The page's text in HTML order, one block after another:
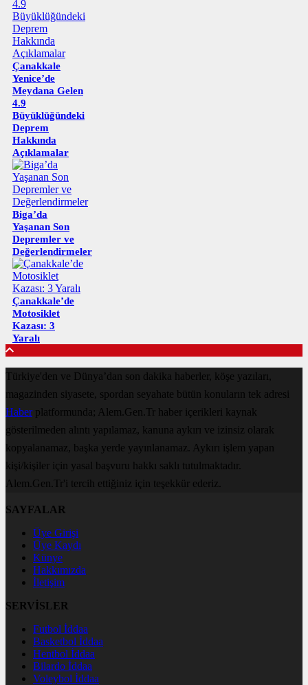
Çanakkale
Yenice’de
Meydana Gelen
4.9
Büyüklüğündeki
Deprem
Hakkında
Açıklamalar
Biga’da
Yaşanan Son
Depremler ve
Değerlendirmeler
Çanakkale’de
Motosiklet
Kazası: 3
Yaralı
Türkiye'den ve Dünya’dan son dakika haberler, köşe yazıları,
magazinden siyasete, spordan seyahate bütün konuların tek adresi
Haberplatformunda; Alem.Gen.Tr haber içerikleri kaynak
gösterilmeden alıntı yapılamaz, kanuna aykırı ve izinsiz olarak
kopyalanamaz, başka yerde yayınlanamaz. Aykırı işlem yapan
kişi/kişiler için yasal başvuru hakkı saklı tutulmaktadır.
Alem.Gen.Tr'i tercih ettiğiniz için teşekkür ederiz.
SAYFALAR
Üye Girişi
Üye Kaydı
Künye
Hakkımızda
İletişim
SERVİSLER
Futbol İddaa
Basketbol İddaa
Hentbol İddaa
Bilardo İddaa
Voleybol İddaa